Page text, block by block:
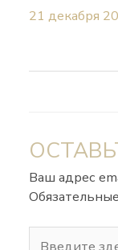
21 декабря
Ваш адрес